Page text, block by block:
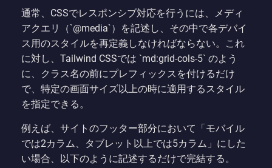
通常、CSSでレスポンシブ対応を行うには、メディ
アクエリ（`@media`）を記述し、その中で各デバイ
ス用のスタイルを再定義しなければならない。これ
に対し、Tailwind CSSでは `md:grid-cols-5` のよう
に、クラス名の前にプレフィックスを付けるだけ
で、特定の画面サイズ以上の時に適用するスタイル
を指定できる。
例えば、サイトのフッター部分において「モバイル
では2カラム、タブレット以上では5カラム」にした
い場合、以下のように記述するだけで完結する。